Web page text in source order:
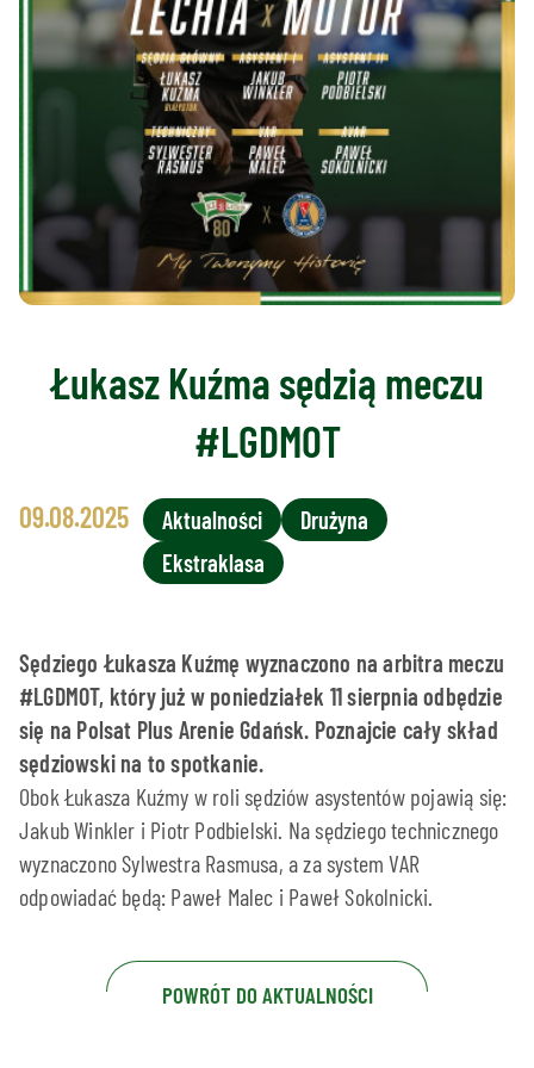
Łukasz Kuźma sędzią meczu
#LGDMOT
09.08.2025 Aktualności
Drużyna
Ekstraklasa
Sędziego Łukasza Kuźmę wyznaczono na arbitra meczu
#LGDMOT, który już w poniedziałek 11 sierpnia odbędzie
się na Polsat Plus Arenie Gdańsk. Poznajcie cały skład
sędziowski na to spotkanie.
Obok Łukasza Kuźmy w roli sędziów asystentów pojawią się:
Jakub Winkler i Piotr Podbielski. Na sędziego technicznego
wyznaczono Sylwestra Rasmusa, a za system VAR
odpowiadać będą: Paweł Malec i Paweł Sokolnicki.
POWRÓT DO AKTUALNOŚCI